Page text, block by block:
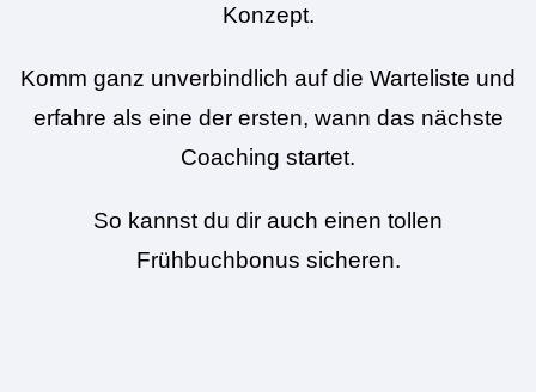
Konzept.
Komm ganz unverbindlich auf die Warteliste und
erfahre als eine der ersten, wann das nächste
Coaching startet.
So kannst du dir auch einen tollen
Frühbuchbonus sicheren.